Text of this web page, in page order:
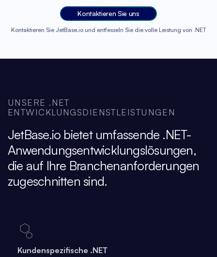
Kontaktieren Sie uns
Kontaktieren Sie JetBase.io und entfesseln Sie die volle Leistung von .NET
UNSERE .NET
ENTWICKLUNGSDIENSTLEISTUNGEN
JetBase.io bietet umfassende .NET-
Anwendungsentwicklungslösungen,
die auf Ihre Branchenanforderungen
zugeschnitten sind.
Kundenspezifische .NET